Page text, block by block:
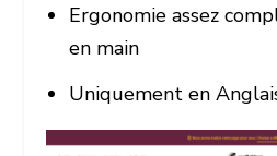
Ergonomie assez
en main
Uniquement en